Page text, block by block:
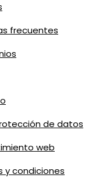
frecuentes
de datos
web
y condiciones